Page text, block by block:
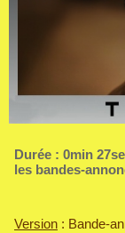
Durée : 0min
les bandes-
Version : Bande-